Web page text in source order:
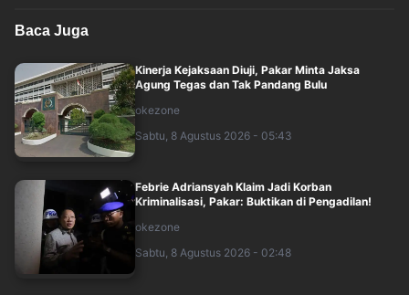
Baca Juga
Kinerja Kejaksaan Diuji, Pakar Minta Jaksa
Agung Tegas dan Tak Pandang Bulu
okezone
Sabtu, 8 Agustus 2026 - 05:43
Febrie Adriansyah Klaim Jadi Korban
Kriminalisasi, Pakar: Buktikan di Pengadilan!
okezone
Sabtu, 8 Agustus 2026 - 02:48